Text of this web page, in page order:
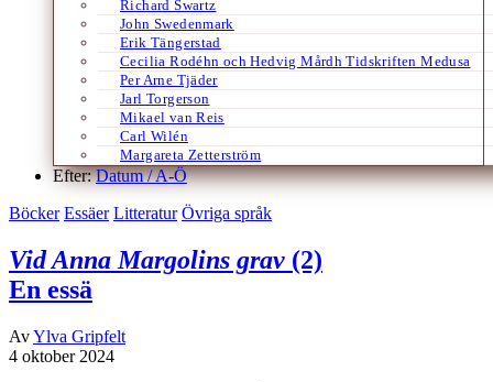
Richard Swartz
John Swedenmark
Erik Tängerstad
Cecilia Rodéhn och Hedvig Mårdh Tidskriften Medusa
Per Arne Tjäder
Jarl Torgerson
Mikael van Reis
Carl Wilén
Margareta Zetterström
Efter:Datum /A-Ö
Böcker Essäer Litteratur Övriga språk
Vid Anna Margolins grav (2)
En essä
AvYlva Gripfelt
4 oktober 2024